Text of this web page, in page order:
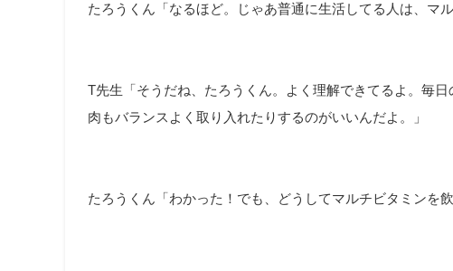
たろうくん「なるほど。じゃあ普通に生活してる人は、マ
T先生「そうだね、たろうくん。よく理解できてるよ。毎
肉もバランスよく取り入れたりするのがいいんだよ。」
たろうくん「わかった！でも、どうしてマルチビタミンを